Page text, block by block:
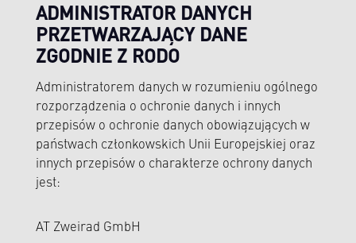
ADMINISTRATOR DANYCH
PRZETWARZAJĄCY DANE
ZGODNIE Z RODO
Administratorem danych w rozumieniu ogólnego
rozporządzenia o ochronie danych i innych
przepisów o ochronie danych obowiązujących w
państwach członkowskich Unii Europejskiej oraz
innych przepisów o charakterze ochrony danych
jest:
AT Zweirad GmbH